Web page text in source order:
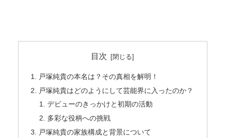
目次
戸塚純貴の本名は？その真相を解明！
戸塚純貴はどのようにして芸能界に入ったのか？
デビューのきっかけと初期の活動
多彩な役柄への挑戦
戸塚純貴の家族構成と背景について